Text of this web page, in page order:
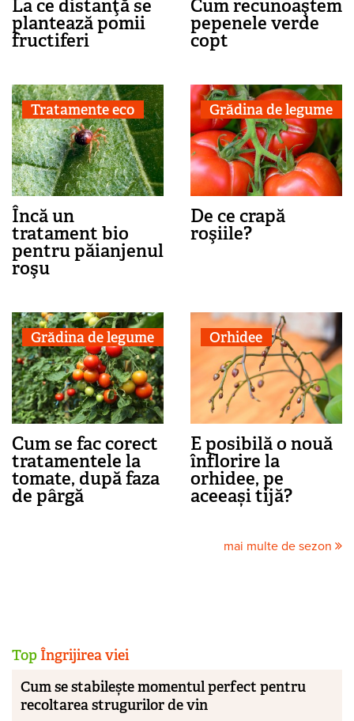
La ce distanţă se
plantează pomii
fructiferi
Cum recunoaştem
pepenele verde
copt
Tratamente eco
Încă un
tratament bio
pentru păianjenul
roşu
Grădina de legume
De ce crapă
roşiile?
Grădina de legume
Cum se fac corect
tratamentele la
tomate, după faza
de pârgă
Orhidee
E posibilă o nouă
înflorire la
orhidee, pe
aceeași tijă?
mai multe de sezon
TopÎngrijirea viei
Cum se stabilește momentul perfect pentru
recoltarea strugurilor de vin